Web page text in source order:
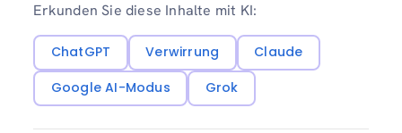
Erkunden Sie diese Inhalte mit KI:
ChatGPT Verwirrung
Claude
Google AI-Modus
Grok